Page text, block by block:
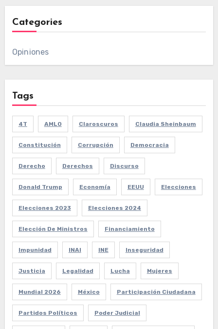
Categories
Opiniones
Tags
4T AMLO Claroscuros Claudia Sheinbaum
Constitución Corrupción Democracia
Derecho Derechos Discurso
Donald Trump Economía EEUU Elecciones
Elecciones 2023 Elecciones 2024
Elección De Ministros Financiamiento
Impunidad INAI INE Inseguridad
Justicia Legalidad Lucha Mujeres
Mundial 2026 México Participación Ciudadana
Partidos Políticos Poder Judicial